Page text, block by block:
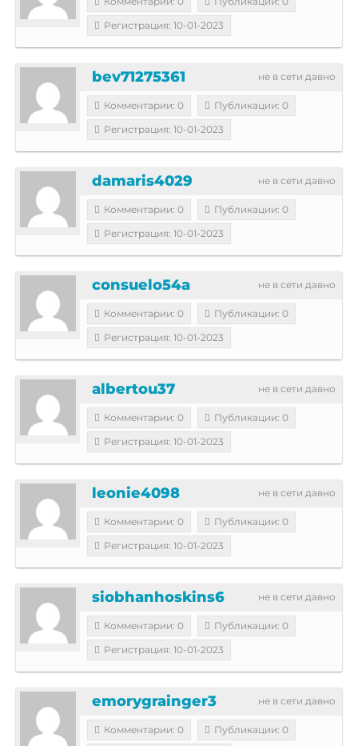
Регистрация: 10-01-2023
не в сети давно
bev71275361
Комментарии: 0
Публикации: 0
Регистрация: 10-01-2023
не в сети давно
damaris4029
Комментарии: 0
Публикации: 0
Регистрация: 10-01-2023
не в сети давно
consuelo54a
Комментарии: 0
Публикации: 0
Регистрация: 10-01-2023
не в сети давно
albertou37
Комментарии: 0
Публикации: 0
Регистрация: 10-01-2023
не в сети давно
leonie4098
Комментарии: 0
Публикации: 0
Регистрация: 10-01-2023
не в сети давно
siobhanhoskins6
Комментарии: 0
Публикации: 0
Регистрация: 10-01-2023
не в сети давно
emorygrainger3
Комментарии: 0
Публикации: 0